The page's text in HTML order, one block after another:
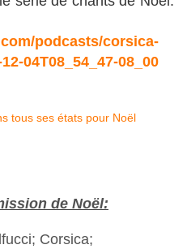
podcasts/corsica-
04T08_54_47-08_00
de Noël:
Corsica;